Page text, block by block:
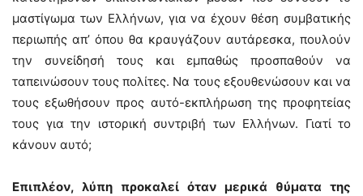
μαστίγωμα των Ελλήνων, για να έχουν θέση συμβατικής
περιωπής απ’ όπου θα κραυγάζουν αυτάρεσκα, πουλούν
την συνείδησή τους και εμπαθώς προσπαθούν να
ταπεινώσουν τους πολίτες. Να τους εξουθενώσουν και να
τους εξωθήσουν προς αυτό-εκπλήρωση της προφητείας
τους για την ιστορική συντριβή των Ελλήνων. Γιατί το
κάνουν αυτό;
Επιπλέον, λύπη προκαλεί όταν μερικά θύματα της